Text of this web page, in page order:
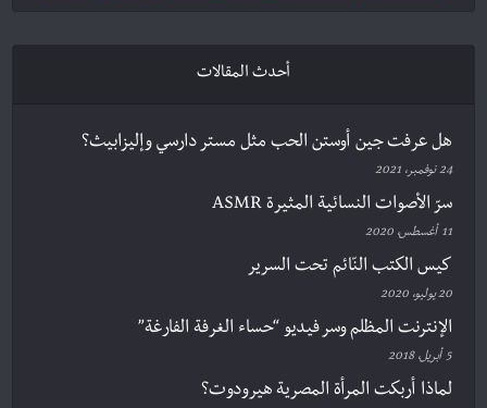
أحدث المقالات
هل عرفت جين أوستن الحب مثل مستر دارسي وإليزابيث؟
24 نوفمبر، 2021
سرّ الأصوات النسائية المثيرة ASMR
11 أغسطس، 2020
كيس الكتب النّائم تحت السرير
20 يوليو، 2020
الإنترنت المظلم وسر فيديو “حساء الغرفة الفارغة”
5 أبريل، 2018
لماذا أربكت المرأة المصرية هيرودوت؟